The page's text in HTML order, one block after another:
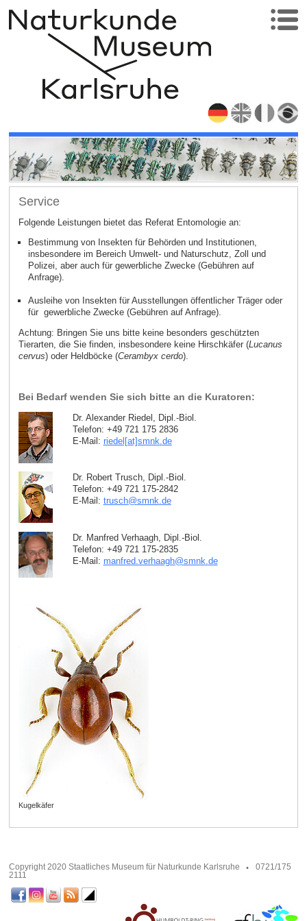
Service
Folgende Leistungen bietet das Referat Entomologie an:
Bestimmung von Insekten für Behörden und Institutionen,
insbesondere im Bereich Umwelt- und Naturschutz, Zoll und
Polizei, aber auch für gewerbliche Zwecke (Gebühren auf
Anfrage).
Ausleihe von Insekten für Ausstellungen öffentlicher Träger oder
für gewerbliche Zwecke (Gebühren auf Anfrage).
Achtung: Bringen Sie uns bitte keine besonders geschützten
Tierarten, die Sie finden, insbesondere keine Hirschkäfer (Lucanus
cervus) oder Heldböcke (Cerambyx cerdo).
Bei Bedarf wenden Sie sich bitte an die Kuratoren:
Dr. Alexander Riedel, Dipl.-Biol.
Telefon: +49 721 175 2836
E-Mail: riedel[at]smnk de
Dr. Robert Trusch, Dipl.-Biol.
Telefon: +49 721 175-2842
E-Mail: trusch@smnk.de
Dr. Manfred Verhaagh, Dipl.-Biol.
Telefon: +49 721 175-2835
E-Mail: manfred.verhaagh@smnk.de
Kugelkäfer
Copyright 2020 Staatliches Museum für Naturkunde Karlsruhe
0721/175
2111